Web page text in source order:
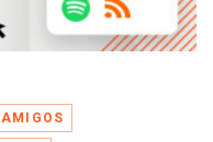
AMIGOS